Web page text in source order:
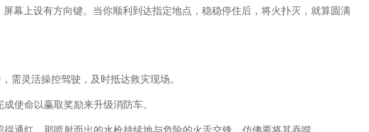
幕上设有方向键。当你顺利到达指定地点，稳稳停住后，将火扑灭，就算圆满
需灵活操控驾驶，及时抵达救灾现场。
使命以赢取奖励来升级消防车。